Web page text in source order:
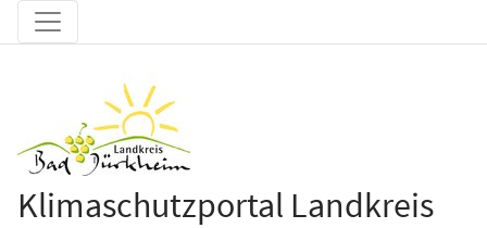
Klimaschutzportal Landkreis